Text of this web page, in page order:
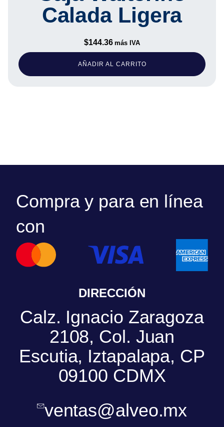
Calada Ligera
$144.36 más IVA
AÑADIR AL CARRITO
Compra y para en línea
con
DIRECCIÓN
Calz. Ignacio Zaragoza
2108, Col. Juan
Escutia, Iztapalapa, CP
09100 CDMX
ventas@alveo.mx